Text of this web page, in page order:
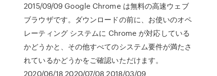
2015/09/09 Google Chrome は無料の高速ウェブ
ブラウザです。ダウンロードの前に、お使いのオペ
レーティング システムに Chrome が対応している
かどうかと、その他すべてのシステム要件が満たさ
れているかどうかをご確認いただけます。
2020/06/18 2020/07/08 2018/03/09